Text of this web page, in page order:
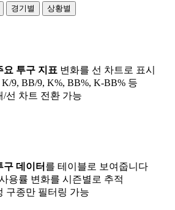
경기별 상황별
요 투구 지표 변화를 선 차트로 표시
K/9, BB/9, K%, BB%, K-BB% 등
선 차트 전환 가능
구 데이터 를 테이블로 보여줍니다
용률 변화를 시즌별로 추적
구종만 필터링 가능